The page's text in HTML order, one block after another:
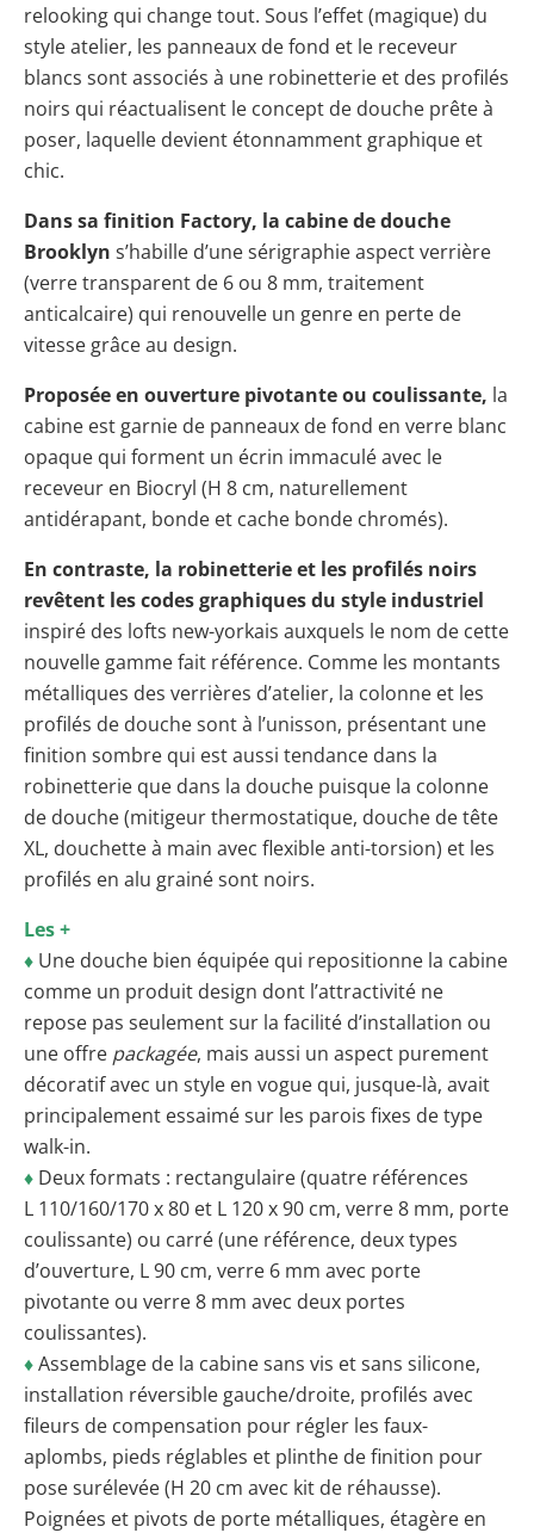
relooking qui change tout. Sous l’effet (magique) du
style atelier, les panneaux de fond et le receveur
blancs sont associés à une robinetterie et des profilés
noirs qui réactualisent le concept de douche prête à
poser, laquelle devient étonnamment graphique et
chic.
Dans sa finition Factory, la cabine de douche
Brooklyn s’habille d’une sérigraphie aspect verrière
(verre transparent de 6 ou 8 mm, traitement
anticalcaire) qui renouvelle un genre en perte de
vitesse grâce au design.
Proposée en ouverture pivotante ou coulissante, la
cabine est garnie de panneaux de fond en verre blanc
opaque qui forment un écrin immaculé avec le
receveur en Biocryl (H 8 cm, naturellement
antidérapant, bonde et cache bonde chromés).
En contraste, la robinetterie et les profilés noirs
revêtent les codes graphiques du style industriel
inspiré des lofts new-yorkais auxquels le nom de cette
nouvelle gamme fait référence. Comme les montants
métalliques des verrières d’atelier, la colonne et les
profilés de douche sont à l’unisson, présentant une
finition sombre qui est aussi tendance dans la
robinetterie que dans la douche puisque la colonne
de douche (mitigeur thermostatique, douche de tête
XL, douchette à main avec flexible anti-torsion) et les
profilés en alu grainé sont noirs.
Les +
♦ Une douche bien équipée qui repositionne la cabine
comme un produit design dont l’attractivité ne
repose pas seulement sur la facilité d’installation ou
une offre packagée, mais aussi un aspect purement
décoratif avec un style en vogue qui, jusque-là, avait
principalement essaimé sur les parois fixes de type
walk-in.
♦ Deux formats : rectangulaire (quatre références
L 110/160/170 x 80 et L 120 x 90 cm, verre 8 mm, porte
coulissante) ou carré (une référence, deux types
d’ouverture, L 90 cm, verre 6 mm avec porte
pivotante ou verre 8 mm avec deux portes
coulissantes).
♦Assemblage de la cabine sans vis et sans silicone,
installation réversible gauche/droite, profilés avec
fileurs de compensation pour régler les faux-
aplombs, pieds réglables et plinthe de finition pour
pose surélevée (H 20 cm avec kit de réhausse).
Poignées et pivots de porte métalliques, étagère en